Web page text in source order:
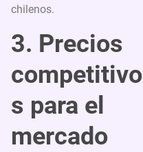
chilenos.
3. Precios
competitivo
s para el
mercado